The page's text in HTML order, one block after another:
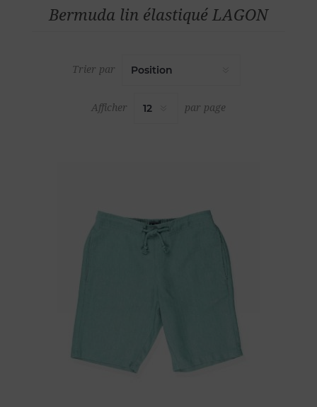
Bermuda lin élastiqué LAGON
Trier par
Afficher par page